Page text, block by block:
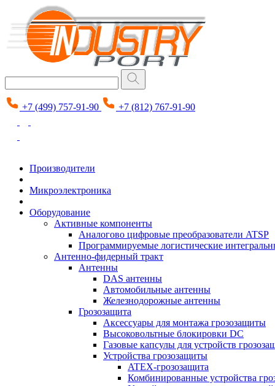
+7 (499) 757-91-90 +7 (812) 767-91-90
Производители
Микроэлектроника
Оборудование
Активные компоненты
Аналогово цифровые преобразователи ATSP
Программируемые логистические
Антенно-фидерный тракт
Антенны
DAS антенны
Автомобильные антенны
Железнодорожные антенны
Грозозащита
Аксессуары для монтажа грозозащиты
Высоковольтные блокировки DC
Газовые капсулы для устройств
Устройства грозозащиты
ATEX-грозозащита
Комбинированные устройства